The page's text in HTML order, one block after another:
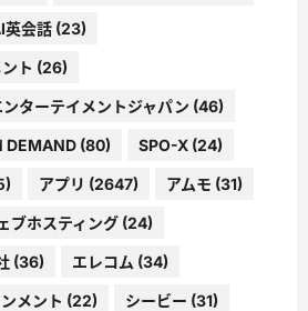
英会話 (23)
ト (26)
ンターテイメントジャパン (46)
DEMAND (80) SPO-X (24)
アプリ (2647) アムモ (31)
ブホスティング (24)
(36) エレコム (34)
メント (22) シービー (31)